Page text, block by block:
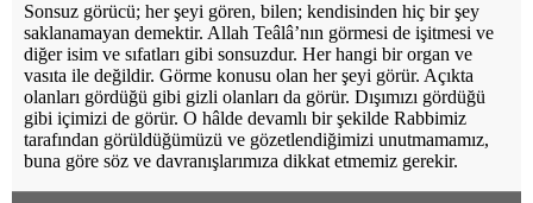
Sonsuz görücü; her şeyi gören, bilen; kendisinden hiç bir şey
saklanamayan demektir. Allah Teâlâ’nın görmesi de işitmesi ve
diğer isim ve sıfatları gibi sonsuzdur. Her hangi bir organ ve
vasıta ile değildir. Görme konusu olan her şeyi görür. Açıkta
olanları gördüğü gibi gizli olanları da görür. Dışımızı gördüğü
gibi içimizi de görür. O hâlde devamlı bir şekilde Rabbimiz
tarafından görüldüğümüzü ve gözetlendiğimizi unutmamamız,
buna göre söz ve davranışlarımıza dikkat etmemiz gerekir.